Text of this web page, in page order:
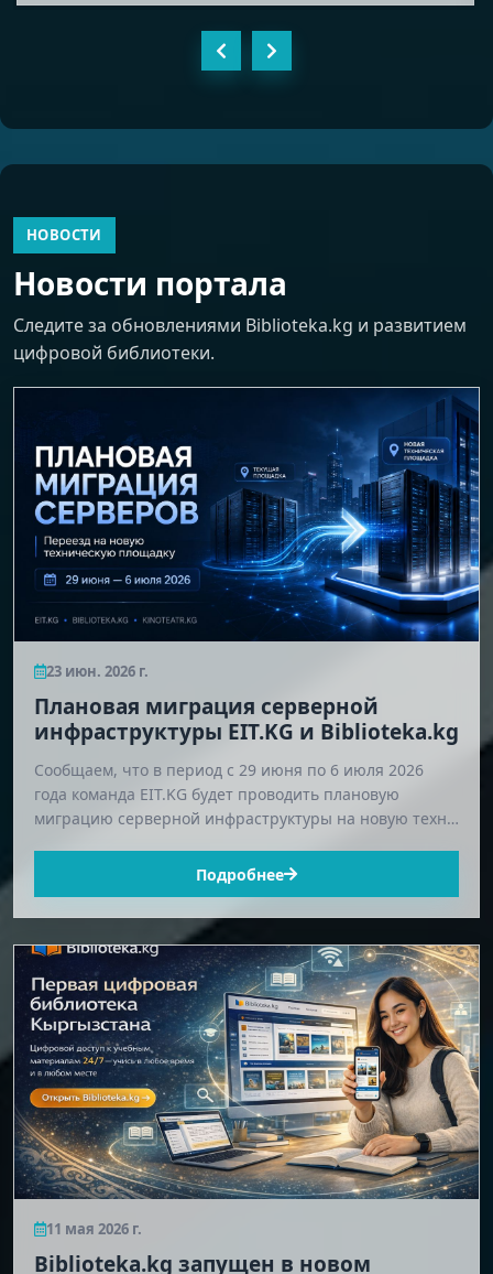
НОВОСТИ
Новости портала
Следите за обновлениями Biblioteka.kg и развитием
цифровой библиотеки.
23 июн. 2026 г.
Плановая миграция серверной
инфраструктуры EIT.KG и Biblioteka.kg
Сообщаем, что в период с 29 июня по 6 июля 2026
года команда EIT.KG будет проводить плановую
миграцию серверной инфраструктуры на новую техн…
Подробнее
11 мая 2026 г.
Biblioteka.kg запущен в новом